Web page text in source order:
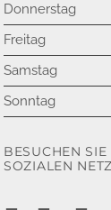
Donnerstag
Freitag
Samstag
Sonntag
BESUCHEN
SOZIALEN